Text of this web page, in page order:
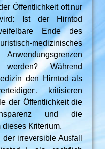
Öffentlichkeit oft nur
Ist der Hirntod
Ende des
medizinisches
werden? Während
den Hirntod als
kritisieren
der Öffentlichkeit die
und die
dieses Kriterium.
irreversible Ausfall